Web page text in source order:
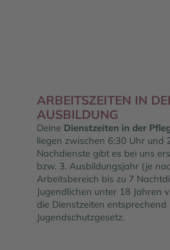
ARBEITSZEITEN IN
AUSBILDUNG
Deine Dienstzeiten in der
liegen zwischen 6:30 Uhr und
Nachdienste gibt es bei uns
bzw. 3. Ausbildungsjahr (je
Arbeitsbereich bis zu 7
Jugendlichen unter 18 Jahren
die Dienstzeiten entsprechend
Jugendschutzgesetz.